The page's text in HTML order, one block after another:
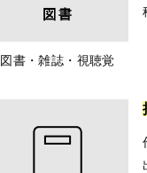
図書・雑誌・視聴覚